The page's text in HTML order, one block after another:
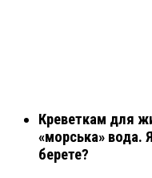
Креветкам для
«морська» вода.
берете?